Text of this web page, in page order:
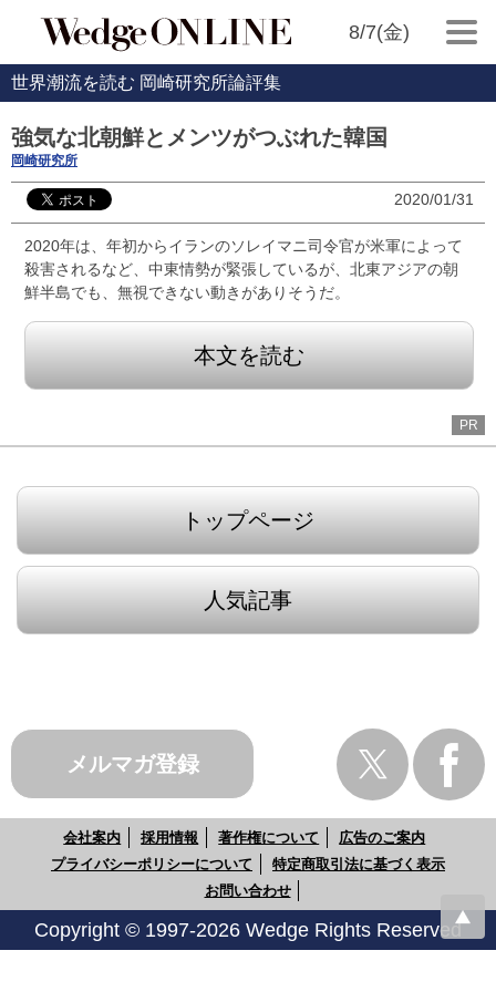
8/7(金)
世界潮流を読む 岡崎研究所論評集
強気な北朝鮮とメンツがつぶれた韓国
岡崎研究所
2020/01/31
2020年は、年初からイランのソレイマニ司令官が米軍によって
殺害されるなど、中東情勢が緊張しているが、北東アジアの朝
鮮半島でも、無視できない動きがありそうだ。
本文を読む
PR
トップページ
人気記事
メルマガ登録
会社案内 採用情報 著作権について
広告のご案内
プライバシーポリシーについて
特定商取引法に基づく表示
お問い合わせ
Copyright © 1997-2026 Wedge Rights Reserved